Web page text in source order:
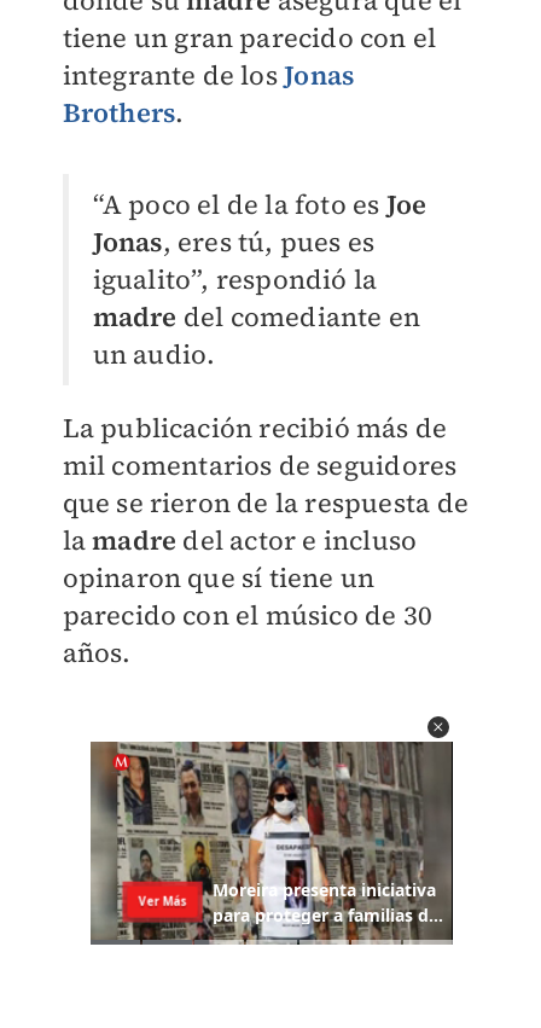
tiene un gran parecido con el
integrante de losJonas
Brothers.
“A poco el de la foto es Joe
Jonas, eres tú, pues es
igualito”, respondió la
madre del comediante en
un audio.
La publicación recibió más de
mil comentarios de seguidores
que se rieron de la respuesta de
lamadre del actor e incluso
opinaron que sí tiene un
parecido con el músico de 30
años.